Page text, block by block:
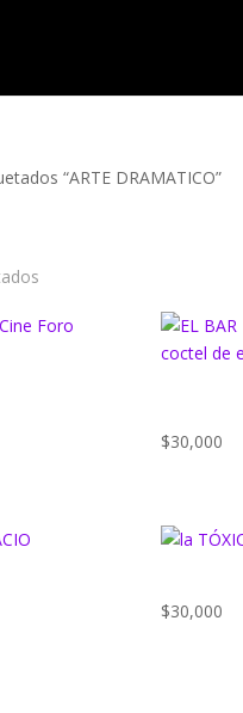
“ARTE DRAMATICO”
$30,000
$30,000